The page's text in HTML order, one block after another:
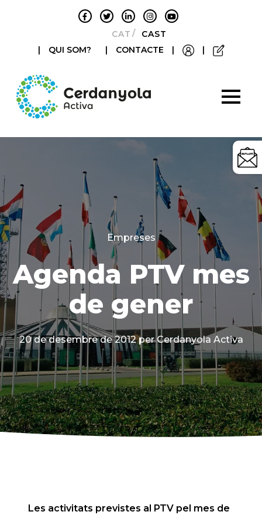
CATALÀCASTELLANO
|
QUI SOM? | CONTACTE | |
Categories
Empreses
Agenda PTV mes
de gener
20 de desembre de 2012 per Cerdanyola Activa
Les activitats previstes al PTV pel mes de